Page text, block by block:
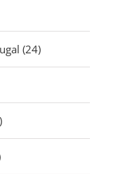
(24)